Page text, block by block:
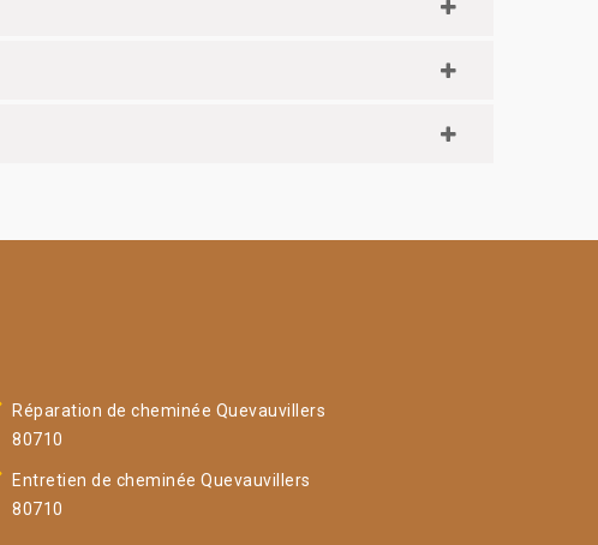
Réparation de cheminée Quevauvillers
80710
Entretien de cheminée Quevauvillers
80710